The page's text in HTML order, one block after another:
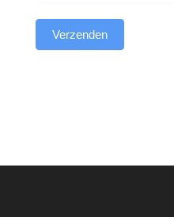
Verzenden